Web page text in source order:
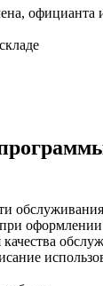
официанта
обслуживания
оформлении